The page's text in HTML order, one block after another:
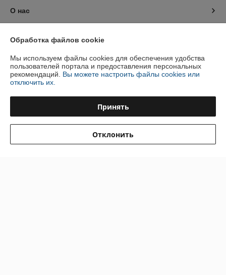
О нас
Доставка и оплата
График работы
Обработка файлов cookie
Мы используем файлы cookies для обеспечения удобства
пользователей портала и предоставления персональных
рекомендаций. Вы можете настроить файлы cookies или
отключить их.
Принять
Отклонить